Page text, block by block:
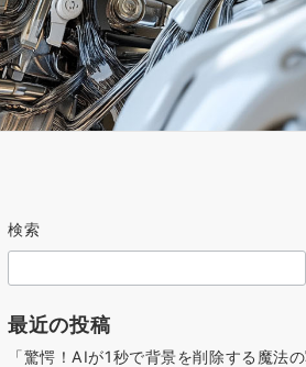
検索
最近の投稿
「驚愕！AIが1秒で背景を削除する魔法